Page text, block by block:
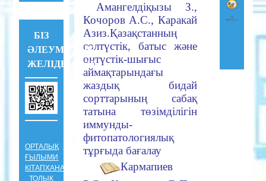
Амангелдіқызы З.,
Кочоров А.С., Каракай
Азиз.Қазақстанның
солтүстік, батыс және
оңтүстік-шығыс
аймақтарындағы
жаздық бидай
сорттарының сабақ
татына төзімділігін
иммунды-
фитопатологиялық
тұрғыда бағалау
Кармапиев
БІЗ
ӘЛЕУМЕТТІК
ЖЕЛІДЕМІЗ !!!
ОРТАЛЫҚ
ҒЫЛЫМИ
КІТАПХАНАНЫҢ
ТОЛЫҚ